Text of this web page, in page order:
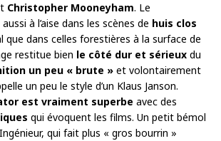
Christopher Mooneyham. Le
à l’aise dans les scènes de huis clos
que dans celles forestières à la surface de
restitue bien le côté dur et sérieux du
un peu « brute » et volontairement
un peu le style d’un Klaus Janson.
est vraiment superbe avec des
qui évoquent les films. Un petit bémol
qui fait plus « gros bourrin »